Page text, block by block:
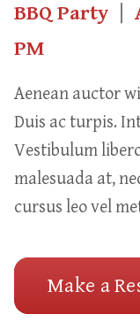
BBQ Party
PM
Aenean auctor
Duis ac turpis.
Vestibulum
malesuada at,
cursus leo vel
Make a